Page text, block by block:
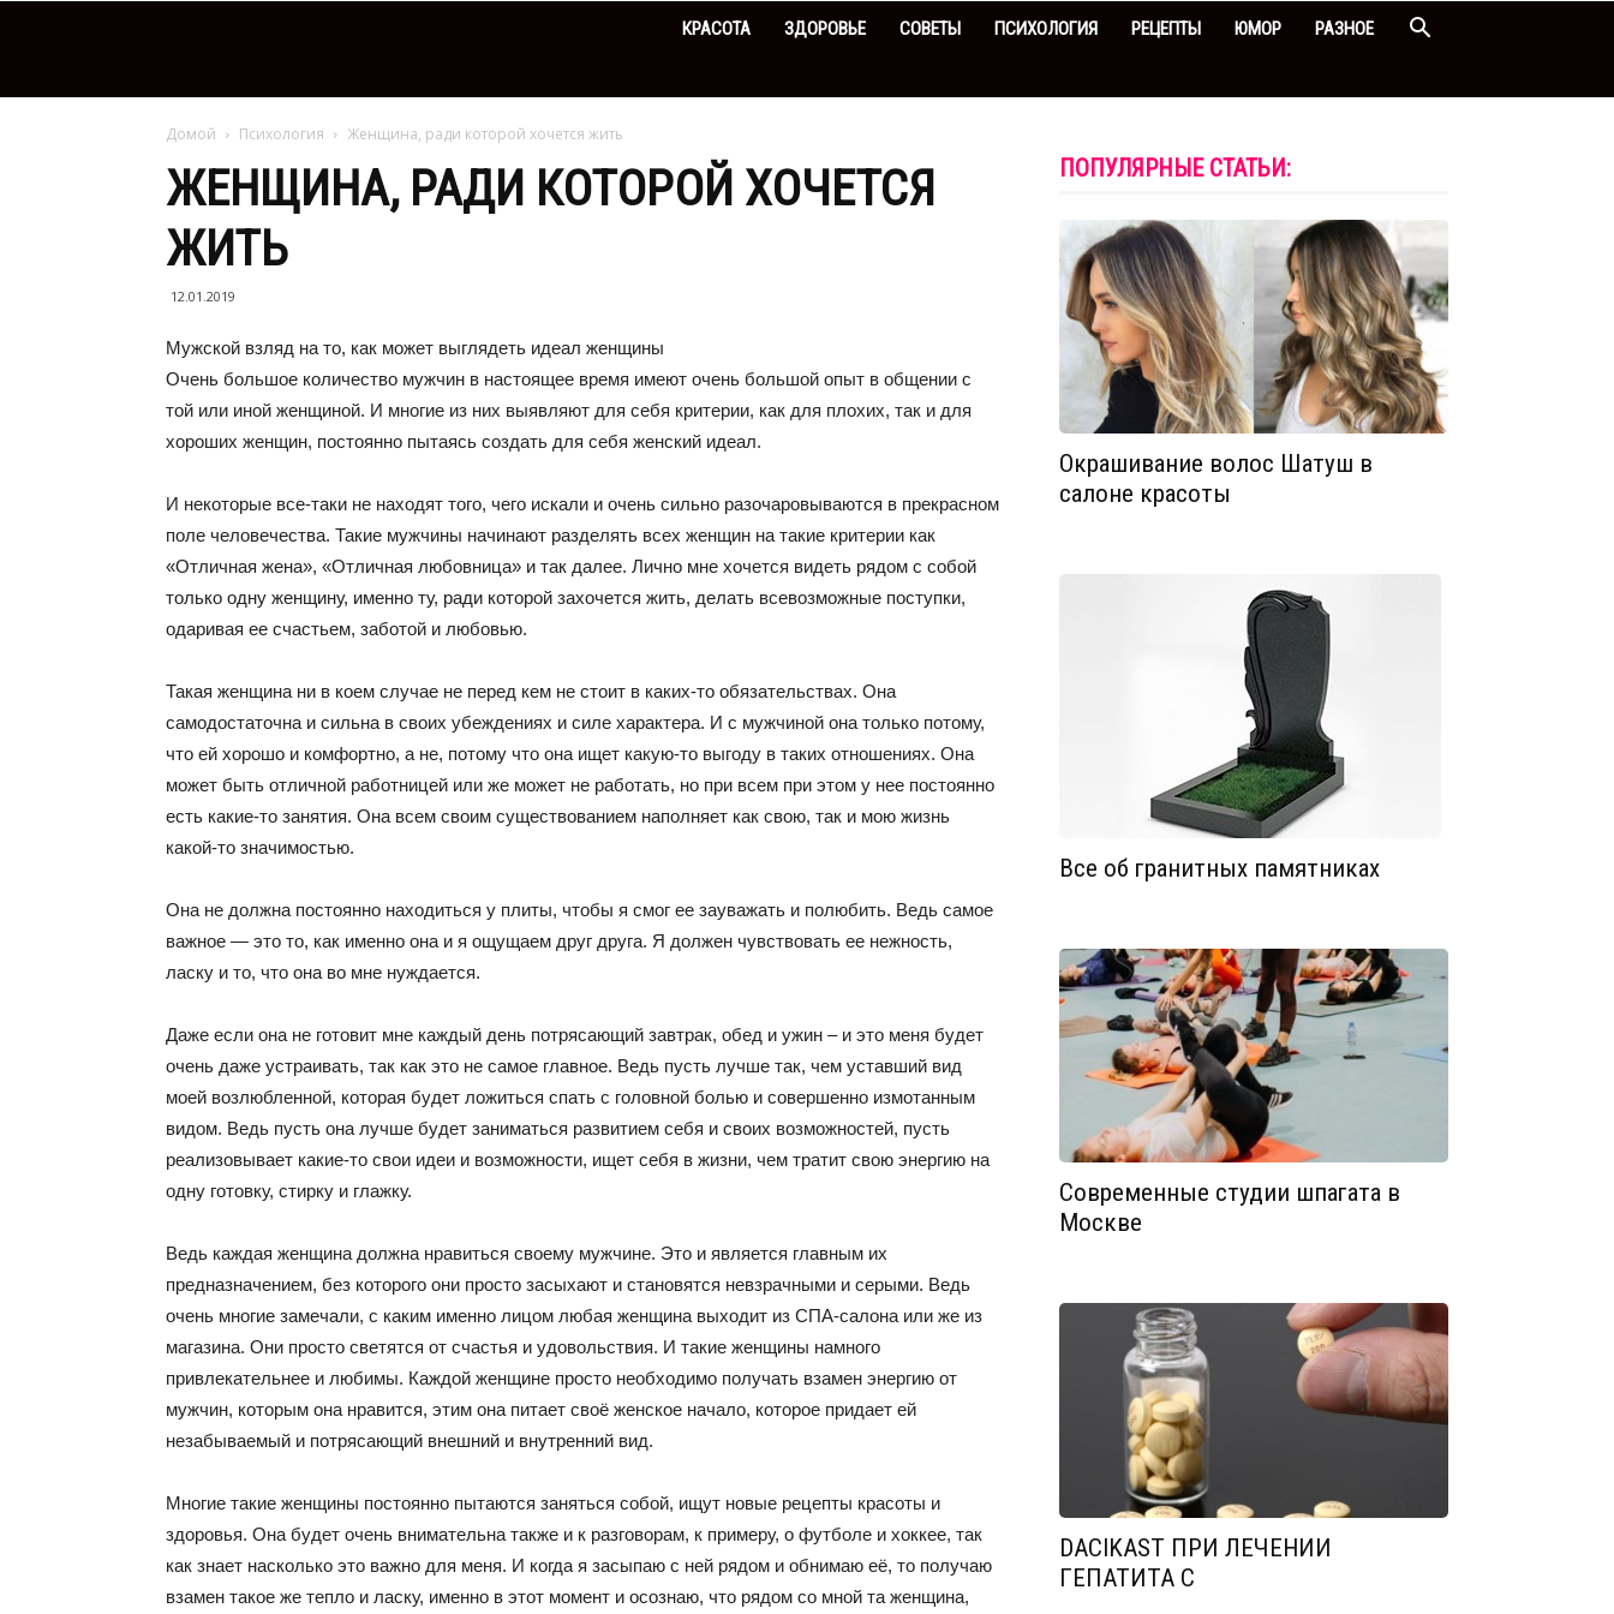
КРАСОТА ЗДОРОВЬЕ СОВЕТЫ ПСИХОЛОГИЯ РЕЦЕПТЫ ЮМОР РАЗНОЕ
Домой Психология Женщина, ради которой хочется жить
ЖЕНЩИНА, РАДИ КОТОРОЙ ХОЧЕТСЯ
ЖИТЬ
12.01.2019
Мужской взляд на то, как может выглядеть идеал женщины
Очень большое количество мужчин в настоящее время имеют очень большой опыт в общении с
той или иной женщиной. И многие из них выявляют для себя критерии, как для плохих, так и для
хороших женщин, постоянно пытаясь создать для себя женский идеал.
И некоторые все-таки не находят того, чего искали и очень сильно разочаровываются в прекрасном
поле человечества. Такие мужчины начинают разделять всех женщин на такие критерии как
«Отличная жена», «Отличная любовница» и так далее. Лично мне хочется видеть рядом с собой
только одну женщину, именно ту, ради которой захочется жить, делать всевозможные поступки,
одаривая ее счастьем, заботой и любовью.
Такая женщина ни в коем случае не перед кем не стоит в каких-то обязательствах. Она
самодостаточна и сильна в своих убеждениях и силе характера. И с мужчиной она только потому,
что ей хорошо и комфортно, а не, потому что она ищет какую-то выгоду в таких отношениях. Она
может быть отличной работницей или же может не работать, но при всем при этом у нее постоянно
есть какие-то занятия. Она всем своим существованием наполняет как свою, так и мою жизнь
какой-то значимостью.
Она не должна постоянно находиться у плиты, чтобы я смог ее зауважать и полюбить. Ведь самое
важное — это то, как именно она и я ощущаем друг друга. Я должен чувствовать ее нежность,
ласку и то, что она во мне нуждается.
Даже если она не готовит мне каждый день потрясающий завтрак, обед и ужин – и это меня будет
очень даже устраивать, так как это не самое главное. Ведь пусть лучше так, чем уставший вид
моей возлюбленной, которая будет ложиться спать с головной болью и совершенно измотанным
видом. Ведь пусть она лучше будет заниматься развитием себя и своих возможностей, пусть
реализовывает какие-то свои идеи и возможности, ищет себя в жизни, чем тратит свою энергию на
одну готовку, стирку и глажку.
Ведь каждая женщина должна нравиться своему мужчине. Это и является главным их
предназначением, без которого они просто засыхают и становятся невзрачными и серыми. Ведь
очень многие замечали, с каким именно лицом любая женщина выходит из СПА-салона или же из
магазина. Они просто светятся от счастья и удовольствия. И такие женщины намного
привлекательнее и любимы. Каждой женщине просто необходимо получать взамен энергию от
мужчин, которым она нравится, этим она питает своё женское начало, которое придает ей
незабываемый и потрясающий внешний и внутренний вид.
Многие такие женщины постоянно пытаются заняться собой, ищут новые рецепты красоты и
здоровья. Она будет очень внимательна также и к разговорам, к примеру, о футболе и хоккее, так
как знает насколько это важно для меня. И когда я засыпаю с ней рядом и обнимаю её, то получаю
взамен такое же тепло и ласку, именно в этот момент и осознаю, что рядом со мной та женщина,
ПОПУЛЯРНЫЕ СТАТЬИ:
Окрашивание волос Шатуш в
салоне красоты
Все об гранитных памятниках
Современные студии шпагата в
Москве
DACIKAST ПРИ ЛЕЧЕНИИ
ГЕПАТИТА С